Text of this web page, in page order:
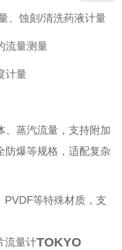
、蚀刻/清洗药液计量
流量测量
计量
、蒸汽流量，支持附加
防爆等规格，适配复杂
PVDF等特殊材质，支
TOKYO